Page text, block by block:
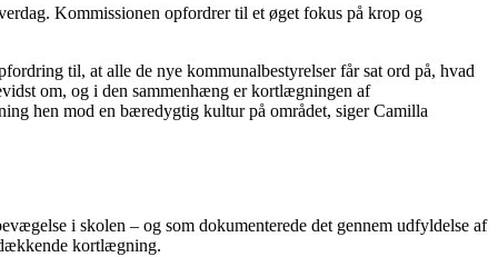
Kommissionen opfordrer til et øget fokus på krop og
til, at alle de nye kommunalbestyrelser får sat ord på, hvad
om, og i den sammenhæng er kortlægningen af
hen mod en bæredygtig kultur på området, siger Camilla
i skolen – og som dokumenterede det gennem udfyldelse af
kortlægning.